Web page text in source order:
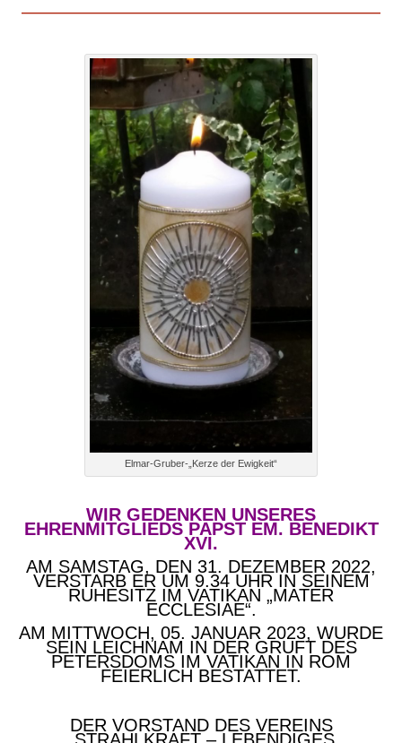
————————————————————
Elmar-Gruber-„Kerze der Ewigkeit“
WIR GEDENKEN UNSERES
EHRENMITGLIEDS PAPST EM. BENEDIKT
XVI.
AM SAMSTAG, DEN 31. DEZEMBER 2022,
VERSTARB ER UM 9.34 UHR IN SEINEM
RUHESITZ IM VATIKAN „MATER
ECCLESIAE“.
AM MITTWOCH, 05. JANUAR 2023, WURDE
SEIN LEICHNAM IN DER GRUFT DES
PETERSDOMS IM VATIKAN IN ROM
FEIERLICH BESTATTET.
DER VORSTAND DES VEREINS